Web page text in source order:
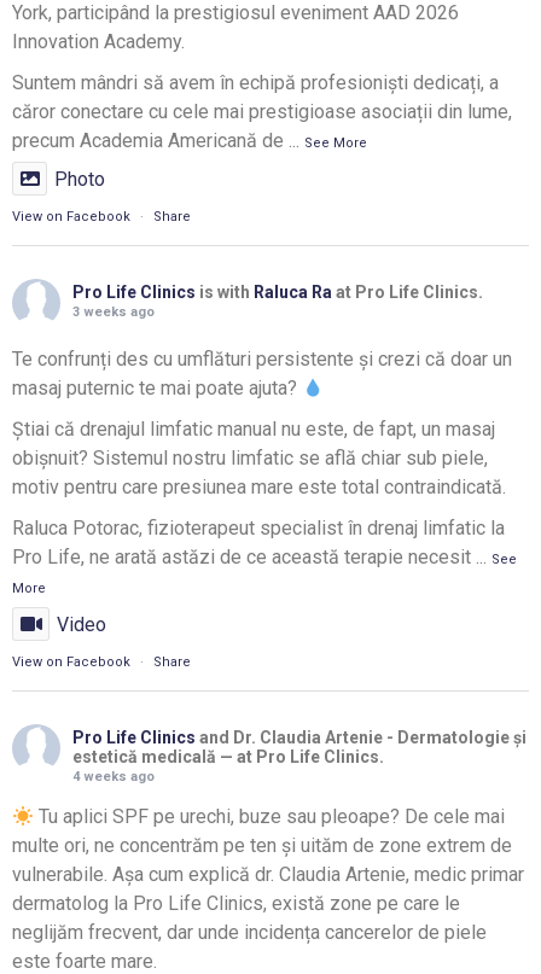
York, participând la prestigiosul eveniment AAD 2026
Innovation Academy.
Suntem mândri să avem în echipă profesioniști dedicați, a
căror conectare cu cele mai prestigioase asociații din lume,
precum Academia Americană de ... See More
Photo
View on Facebook · Share
Pro Life Clinics is with Raluca Ra at Pro Life Clinics.
3 weeks ago
Te confrunți des cu umflături persistente și crezi că doar un
masaj puternic te mai poate ajuta?
Știai că drenajul limfatic manual nu este, de fapt, un masaj
obișnuit? Sistemul nostru limfatic se află chiar sub piele,
motiv pentru care presiunea mare este total contraindicată.
Raluca Potorac, fizioterapeut specialist în drenaj limfatic la
Pro Life, ne arată astăzi de ce această terapie necesit ... See
More
Video
View on Facebook · Share
Pro Life Clinics and Dr. Claudia Artenie - Dermatologie și
estetică medicală — at Pro Life Clinics.
4 weeks ago
Tu aplici SPF pe urechi, buze sau pleoape? De cele mai
multe ori, ne concentrăm pe ten și uităm de zone extrem de
vulnerabile. Așa cum explică dr. Claudia Artenie, medic primar
dermatolog la Pro Life Clinics, există zone pe care le
neglijăm frecvent, dar unde incidența cancerelor de piele
este foarte mare.